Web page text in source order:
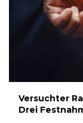
Versuchter
Drei